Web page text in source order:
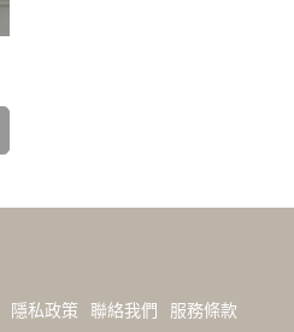
隱私政策 聯絡我們
服務條款